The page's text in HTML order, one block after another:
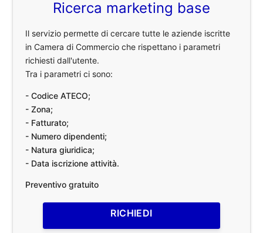
Ricerca marketing base
Il servizio permette di cercare tutte le aziende iscritte
in Camera di Commercio che rispettano i parametri
richiesti dall'utente.
Tra i parametri ci sono:
- Codice ATECO;
- Zona;
- Fatturato;
- Numero dipendenti;
- Natura giuridica;
- Data iscrizione attività.
Preventivo gratuito
RICHIEDI